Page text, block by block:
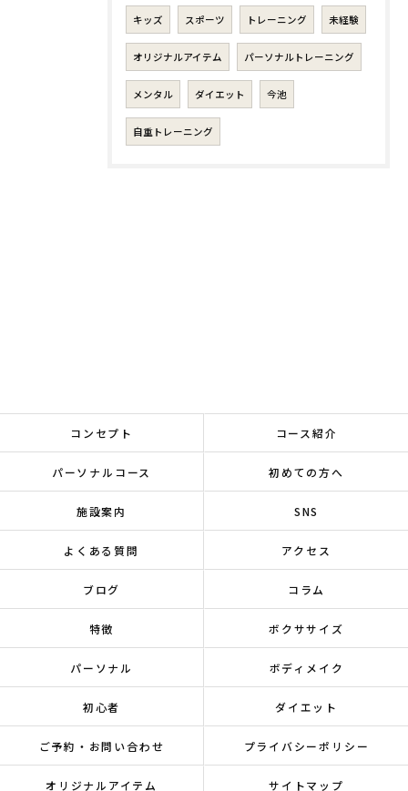
キッズ スポーツ トレーニング 未経験
オリジナルアイテム パーソナルトレーニング
メンタル ダイエット 今池
自重トレーニング
コンセプト コース紹介
パーソナルコース 初めての方へ
施設案内 SNS
よくある質問 アクセス
ブログ コラム
特徴 ボクササイズ
パーソナル ボディメイク
初心者 ダイエット
ご予約・お問い合わせ プライバシーポリシー
オリジナルアイテム サイトマップ